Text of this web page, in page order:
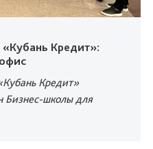
Кредит»:
Кредит»
Бизнес-школы для